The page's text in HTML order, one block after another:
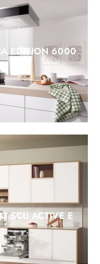
EDITION 6000
SCU ACTIVE E